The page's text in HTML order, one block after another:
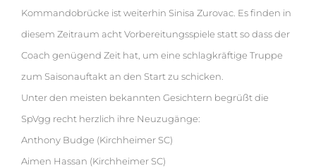
Kommandobrücke ist weiterhin Sinisa Zurovac. Es finden in
diesem Zeitraum acht Vorbereitungsspiele statt so dass der
Coach genügend Zeit hat, um eine schlagkräftige Truppe
zum Saisonauftakt an den Start zu schicken.
Unter den meisten bekannten Gesichtern begrüßt die
SpVgg recht herzlich ihre Neuzugänge:
Anthony Budge (Kirchheimer SC)
Aimen Hassan (Kirchheimer SC)